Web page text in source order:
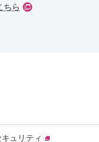
ちら
ュリティ